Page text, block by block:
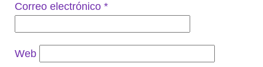
Correo electrónico *
Web